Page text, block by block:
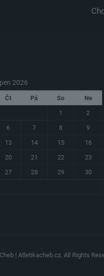
2026
Čt Pá So
Ne
1
2
6 7 8
9
13 14 15
16
20 21 22
23
27 28 29
30
| Atletikacheb.cz. All Rights